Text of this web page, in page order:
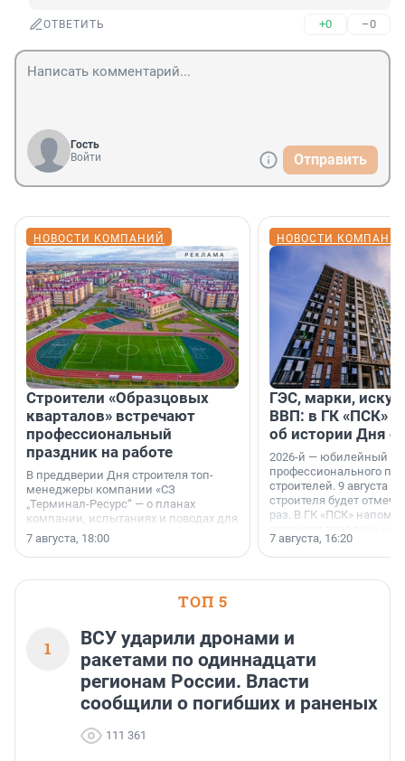
ОТВЕТИТЬ +0 –0
Гость
Войти
Отправить
НОВОСТИ КОМПАНИЙ
Строители «Образцовых
кварталов» встречают
профессиональный
праздник на работе
В преддверии Дня строителя топ-
менеджеры компании «СЗ
„Терминал-Ресурс“ — о планах
компании, испытаниях и поводах для
осторожного оптимизма.
7 августа, 18:00
НОВОСТИ
ГЭС, марки,
ВВП: в ГК «ПСК»
об истории Дня
2026-й — юбилейный
профессионального
строителей. 9 августа
строителя будет
раз. В ГК «ПСК»
поменялась роль
7 августа, 16:20
ТОП 5
1
ВСУ ударили дронами и
ракетами по одиннадцати
регионам России. Власти
сообщили о погибших и раненых
111 361